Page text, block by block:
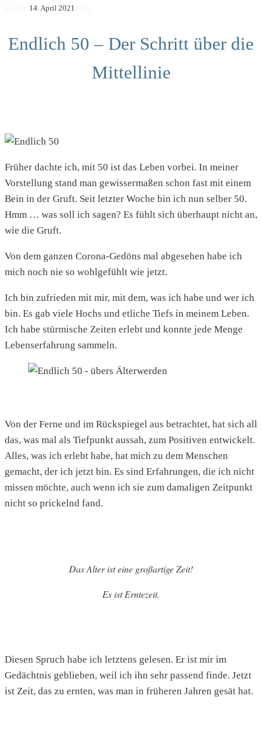
14. April 2021
Endlich 50 – Der Schritt über die
Mittellinie
Früher dachte ich, mit 50 ist das Leben vorbei. In meiner
Vorstellung stand man gewissermaßen schon fast mit einem
Bein in der Gruft. Seit letzter Woche bin ich nun selber 50.
Hmm … was soll ich sagen? Es fühlt sich überhaupt nicht an,
wie die Gruft.
Von dem ganzen Corona-Gedöns mal abgesehen habe ich
mich noch nie so wohlgefühlt wie jetzt.
Ich bin zufrieden mit mir, mit dem, was ich habe und wer ich
bin. Es gab viele Hochs und etliche Tiefs in meinem Leben.
Ich habe stürmische Zeiten erlebt und konnte jede Menge
Lebenserfahrung sammeln.
Von der Ferne und im Rückspiegel aus betrachtet, hat sich all
das, was mal als Tiefpunkt aussah, zum Positiven entwickelt.
Alles, was ich erlebt habe, hat mich zu dem Menschen
gemacht, der ich jetzt bin. Es sind Erfahrungen, die ich nicht
missen möchte, auch wenn ich sie zum damaligen Zeitpunkt
nicht so prickelnd fand.
Das Alter ist eine großartige Zeit!
Es ist Erntezeit.
Diesen Spruch habe ich letztens gelesen. Er ist mir im
Gedächtnis geblieben, weil ich ihn sehr passend finde. Jetzt
ist Zeit, das zu ernten, was man in früheren Jahren gesät hat.